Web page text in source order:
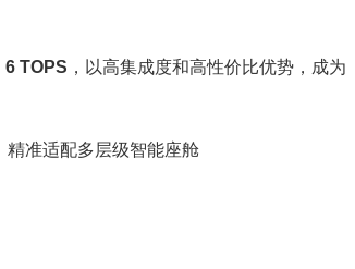
6 TOPS ，以高集成度和高性价比优势，成为